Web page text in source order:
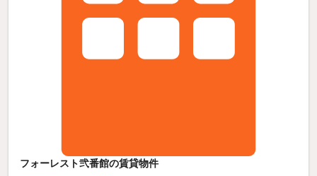
フォーレスト弐番館の賃貸物件